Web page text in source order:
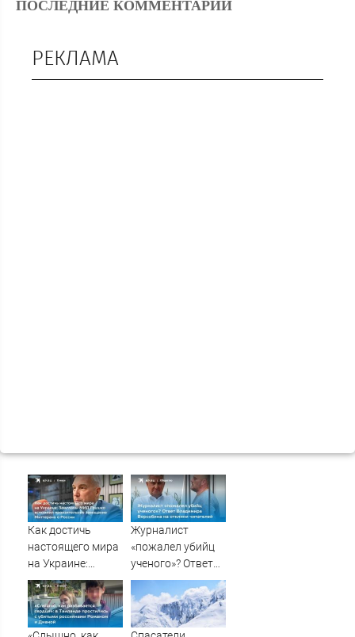
ПОСЛЕДНИЕ КОММЕНТАРИИ
РЕКЛАМА
Как достичь
настоящего мира
на Украине:
Замглавы МИД
Грушко вспомнил
пронзительное
завещание
Журналист
«пожалел убийц
ученого»? Ответ
Владимира
Ворсобина на
отклики
читателей